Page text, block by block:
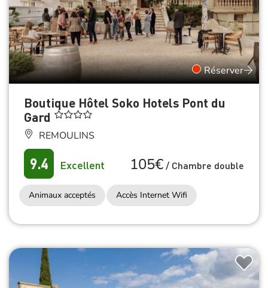
Réserver
Boutique Hôtel Soko Hotels Pont du
Gard
REMOULINS
9.4 Excellent 105€/ Chambre double
Animaux acceptés Accès Internet Wifi